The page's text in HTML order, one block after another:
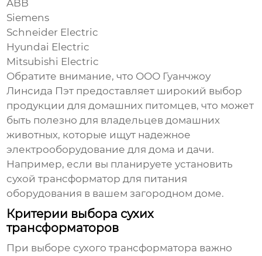
ABB
Siemens
Schneider Electric
Hyundai Electric
Mitsubishi Electric
Обратите внимание, что ООО Гуанчжоу
Линсида Пэт предоставляет широкий выбор
продукции для домашних питомцев, что может
быть полезно для владельцев домашних
животных, которые ищут надежное
электрооборудование для дома и дачи.
Например, если вы планируете установить
сухой трансформатор для питания
оборудования в вашем загородном доме.
Критерии выбора сухих
трансформаторов
При выборе сухого трансформатора важно